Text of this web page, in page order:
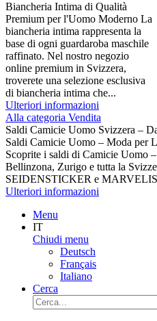
Biancheria Intima di Qualità
Premium per l'Uomo Moderno La
biancheria intima rappresenta la
base di ogni guardaroba maschile
raffinato. Nel nostro negozio
online premium in Svizzera,
troverete una selezione esclusiva
di biancheria intima che...
Ulteriori informazioni
Alla categoria Vendita
Saldi Camicie Uomo Svizzera –
Saldi Camicie Uomo – Moda per
Scoprite i saldi di Camicie Uomo
Bellinzona, Zurigo e tutta la
SEIDENSTICKER e MARVELIS
Ulteriori informazioni
Menu
IT
Chiudi menu
Deutsch
Français
Italiano
Cerca